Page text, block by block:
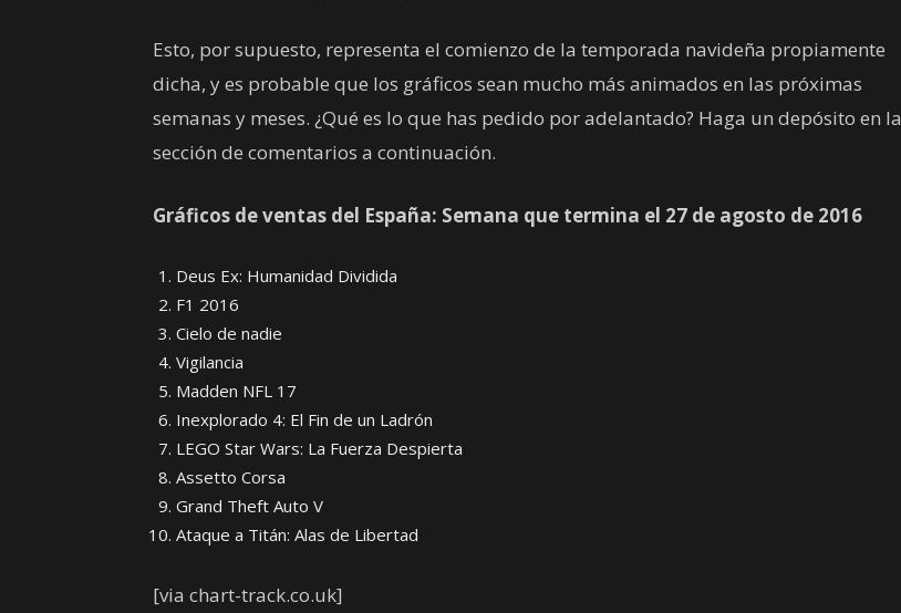
Esto, por supuesto, representa el comienzo de la temporada navideña propiamente
dicha, y es probable que los gráficos sean mucho más animados en las próximas
semanas y meses. ¿Qué es lo que has pedido por adelantado? Haga un depósito en la
sección de comentarios a continuación.
Gráficos de ventas del España: Semana que termina el 27 de agosto de 2016
Deus Ex: Humanidad Dividida
F1 2016
Cielo de nadie
Vigilancia
Madden NFL 17
Inexplorado 4: El Fin de un Ladrón
LEGO Star Wars: La Fuerza Despierta
Assetto Corsa
Grand Theft Auto V
Ataque a Titán: Alas de Libertad
[via chart-track.co.uk]